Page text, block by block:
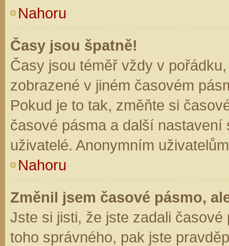
Nahoru
Časy jsou špatně!
Časy jsou téměř vždy v
zobrazené v jiném časovém
Pokud je to tak, změňte si
časové pásma a další
uživatelé. Anonymním
Nahoru
Změnil jsem časové pásmo,
Jste si jisti, že jste zadali
toho správného, pak jste